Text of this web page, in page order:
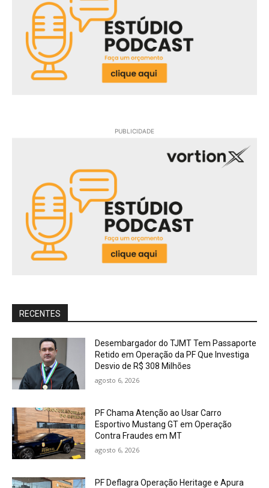
PUBLICIDADE
RECENTES
Desembargador do TJMT Tem Passaporte
Retido em Operação da PF Que Investiga
Desvio de R$ 308 Milhões
agosto 6, 2026
PF Chama Atenção ao Usar Carro
Esportivo Mustang GT em Operação
Contra Fraudes em MT
agosto 6, 2026
PF Deflagra Operação Heritage e Apura